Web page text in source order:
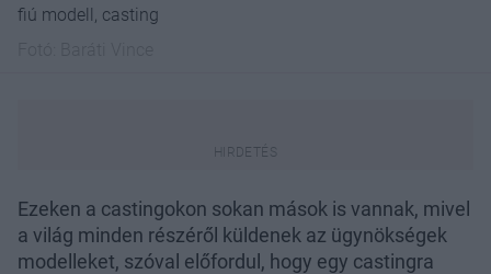
fiú modell, casting
Ezeken a castingokon sokan mások is vannak, mivel
a világ minden részéről küldenek az ügynökségek
modelleket, szóval előfordul, hogy egy castingra